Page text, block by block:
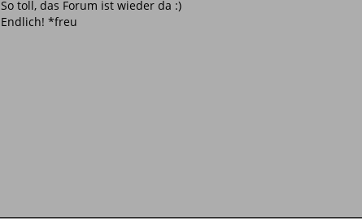
So toll, das Forum ist wieder da :)
Endlich! *freu